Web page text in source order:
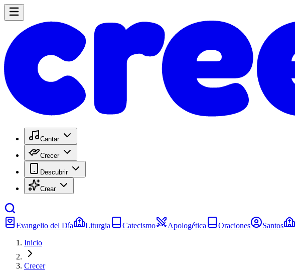
Cantar
Crecer
Descubrir
Crear
Evangelio del Día Liturgia Catecismo Apologética Oraciones Santos
Inicio
Crecer